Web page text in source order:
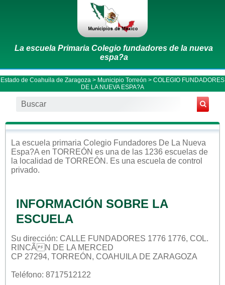
La escuela Primaria Colegio fundadores de la nueva
espa?a
Estado de Coahuila de Zaragoza > Municipio Torreón > COLEGIO FUNDADORES
DE LA NUEVA ESPA?A
La escuela primaria Colegio Fundadores De La Nueva
Espa?a en TORREÓN es una de las 1236 escuelas de
la localidad de TORREÓN . Es una escuela de control
privado.
INFORMACIÓN SOBRE LA
ESCUELA
Su dirección: CALLE FUNDADORES 1776 1776, COL.
RINCÃN DE LA MERCED
CP 27294, TORREÓN, COAHUILA DE ZARAGOZA
Teléfono: 8717512122